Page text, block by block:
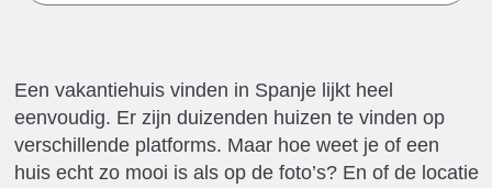
Een vakantiehuis vinden in Spanje lijkt heel
eenvoudig. Er zijn duizenden huizen te vinden op
verschillende platforms. Maar hoe weet je of een
huis echt zo mooi is als op de foto’s? En of de locatie